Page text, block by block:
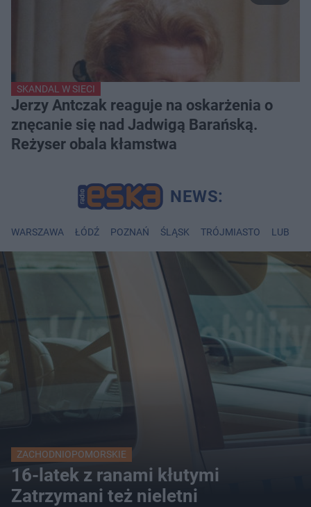
SKANDAL W SIECI
Jerzy Antczak reaguje na oskarżenia o
znęcanie się nad Jadwigą Barańską.
Reżyser obala kłamstwa
WARSZAWA ŁÓDŹ POZNAŃ ŚLĄSK TRÓJMIASTO LUBLIN
ZACHODNIOPOMORSKIE
16-latek z ranami kłutymi
Zatrzymani też nieletni